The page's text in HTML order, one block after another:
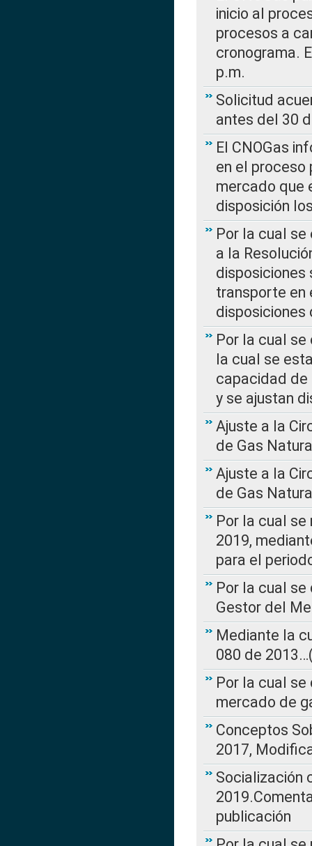
inicio al
procesos a
cronograma.
p.m.
Solicitud
antes del 30
El CNOGas
en el
mercado que
disposición
Por la cual se
a la
disposiciones
transporte en
disposiciones
Por la cual se
la cual se
capacidad de
y se ajustan
Ajuste a la
de Gas
Ajuste a la
de Gas
Por la cual se
2019,
para el
Por la cual
Gestor del
Mediante la
080 de
Por la cual
mercado de
Conceptos
2017,
Socialización
publicación